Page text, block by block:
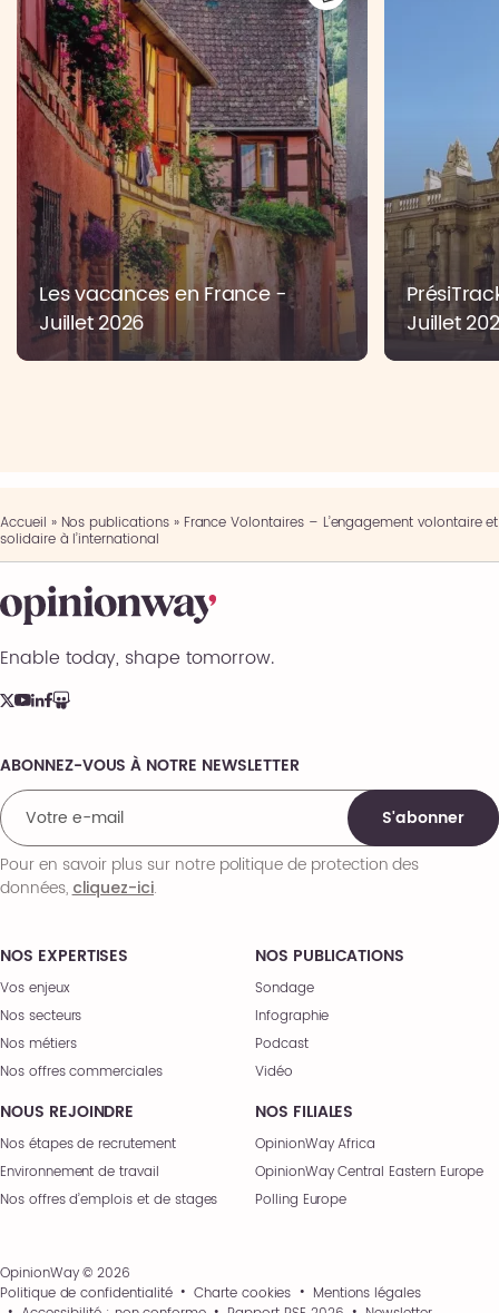
Les vacances en France -
Juillet 2026
Juillet
Accueil » Nos publications» France Volontaires – L’engagement volontaire et
solidaire à l’international
Enable today, shape tomorrow.
NOS EXPERTISES
Vos enjeux
Nos secteurs
Nos métiers
Nos offres commerciales
NOS PUBLICATIONS
Sondage
Infographie
Podcast
Vidéo
NOUS REJOINDRE
Nos étapes de recrutement
Environnement de travail
Nos offres d’emplois et de stages
NOS FILIALES
OpinionWay Africa
OpinionWay Central Eastern Europe
Polling Europe
Comments
ABONNEZ-VOUS À NOTRE NEWSLETTER
S'abonner
Pour en savoir plus sur notre politique de protection des
données,cliquez-ici.
OpinionWay © 2026
Politique de confidentialité
Charte cookies
Mentions légales